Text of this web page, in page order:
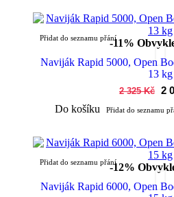
-11%
Přidat do seznamu přání
Naviják Rapid 5000, Open
13 kg
2 325 Kč 2
Do košíku
Přidat do seznamu
-12%
Přidat do seznamu přání
Naviják Rapid 6000, Open